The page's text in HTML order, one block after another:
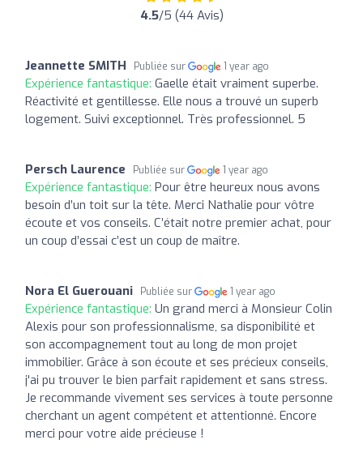
4.5/5 (44 Avis)
Jeannette SMITH Publiée sur 1 year ago
Expérience fantastique: Gaelle était vraiment superbe.
Réactivité et gentillesse. Elle nous a trouvé un superb
logement. Suivi exceptionnel. Très professionnel. 5
Persch Laurence Publiée sur 1 year ago
Expérience fantastique: Pour être heureux nous avons
besoin d’un toit sur la tête. Merci Nathalie pour vôtre
écoute et vos conseils. C’était notre premier achat, pour
un coup d’essai c’est un coup de maître.
Nora El Guerouani Publiée sur 1 year ago
Expérience fantastique: Un grand merci à Monsieur Colin
Alexis pour son professionnalisme, sa disponibilité et
son accompagnement tout au long de mon projet
immobilier. Grâce à son écoute et ses précieux conseils,
j'ai pu trouver le bien parfait rapidement et sans stress.
Je recommande vivement ses services à toute personne
cherchant un agent compétent et attentionné. Encore
merci pour votre aide précieuse !